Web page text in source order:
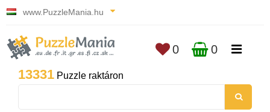
www.PuzzleMania.hu
13331 Puzzle raktáron
0 0